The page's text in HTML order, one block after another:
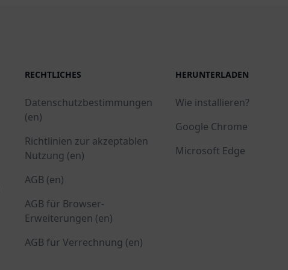
RECHTLICHES
Datenschutzbestimmungen
(en)
Richtlinien zur akzeptablen
Nutzung (en)
AGB (en)
AGB für Browser-
Erweiterungen (en)
AGB für Verrechnung (en)
HERUNTERLADEN
Wie installieren?
Google Chrome
Microsoft Edge